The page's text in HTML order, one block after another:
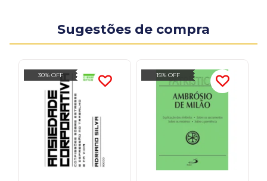
Sugestões de compra
30% OFF 15% OFF